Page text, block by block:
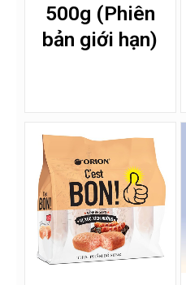
500g (Phiên
bản giới hạn)